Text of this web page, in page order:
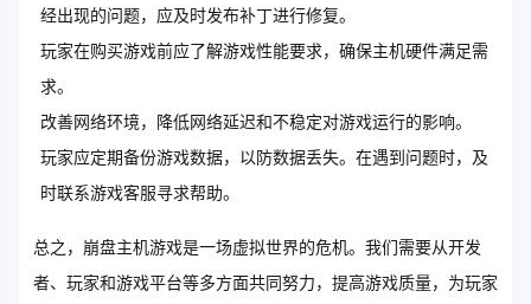
经出现的问题，应及时发布补丁进行修复。
玩家在购买游戏前应了解游戏性能要求，确保主机硬件满足需
求。
改善网络环境，降低网络延迟和不稳定对游戏运行的影响。
玩家应定期备份游戏数据，以防数据丢失。在遇到问题时，及
时联系游戏客服寻求帮助。
总之，崩盘主机游戏是一场虚拟世界的危机。我们需要从开发
者、玩家和游戏平台等多方面共同努力，提高游戏质量，为玩家